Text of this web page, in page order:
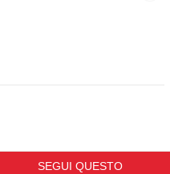
SEGUI QUESTO